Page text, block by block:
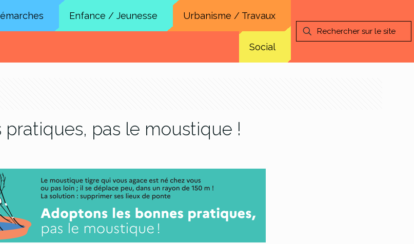
Enfance / Jeunesse Urbanisme / Travaux
Social
pas le moustique !